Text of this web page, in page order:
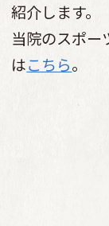
紹介します。
当院のスポー
はこちら。